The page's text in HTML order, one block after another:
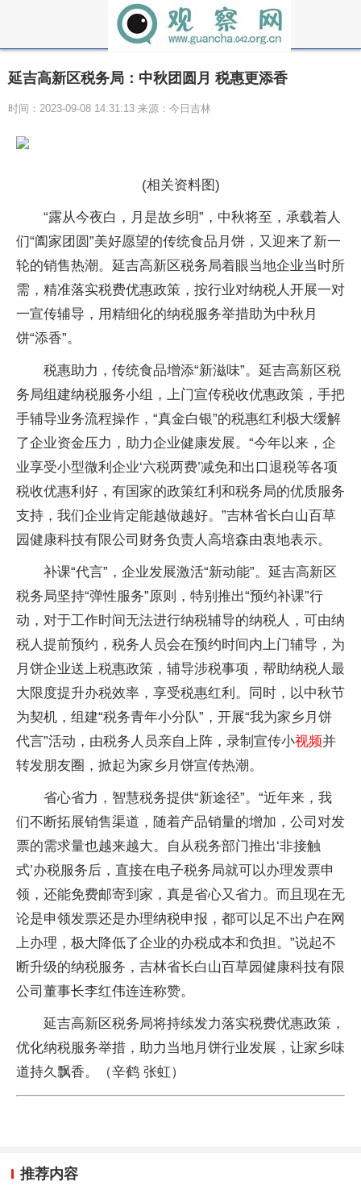
延吉高新区税务局：中秋团圆月 税惠更添香
时间：2023-09-08 14:31:13 来源：今日吉林
(相关资料图)
“露从今夜白，月是故乡明”，中秋将至，承载着人
们“阖家团圆”美好愿望的传统食品月饼，又迎来了新一
轮的销售热潮。延吉高新区税务局着眼当地企业当时所
需，精准落实税费优惠政策，按行业对纳税人开展一对
一宣传辅导，用精细化的纳税服务举措助为中秋月
饼“添香”。
税惠助力，传统食品增添“新滋味”。延吉高新区税
务局组建纳税服务小组，上门宣传税收优惠政策，手把
手辅导业务流程操作，“真金白银”的税惠红利极大缓解
了企业资金压力，助力企业健康发展。“今年以来，企
业享受小型微利企业‘六税两费’减免和出口退税等各项
税收优惠利好，有国家的政策红利和税务局的优质服务
支持，我们企业肯定能越做越好。”吉林省长白山百草
园健康科技有限公司财务负责人高培森由衷地表示。
补课“代言”，企业发展激活“新动能”。延吉高新区
税务局坚持“弹性服务”原则，特别推出“预约补课”行
动，对于工作时间无法进行纳税辅导的纳税人，可由纳
税人提前预约，税务人员会在预约时间内上门辅导，为
月饼企业送上税惠政策，辅导涉税事项，帮助纳税人最
大限度提升办税效率，享受税惠红利。同时，以中秋节
为契机，组建“税务青年小分队”，开展“我为家乡月饼
代言”活动，由税务人员亲自上阵，录制宣传小视频并
转发朋友圈，掀起为家乡月饼宣传热潮。
省心省力，智慧税务提供“新途径”。“近年来，我
们不断拓展销售渠道，随着产品销量的增加，公司对发
票的需求量也越来越大。自从税务部门推出‘非接触
式’办税服务后，直接在电子税务局就可以办理发票申
领，还能免费邮寄到家，真是省心又省力。而且现在无
论是申领发票还是办理纳税申报，都可以足不出户在网
上办理，极大降低了企业的办税成本和负担。”说起不
断升级的纳税服务，吉林省长白山百草园健康科技有限
公司董事长李红伟连连称赞。
延吉高新区税务局将持续发力落实税费优惠政策，
优化纳税服务举措，助力当地月饼行业发展，让家乡味
道持久飘香。（辛鹤 张虹）
推荐内容